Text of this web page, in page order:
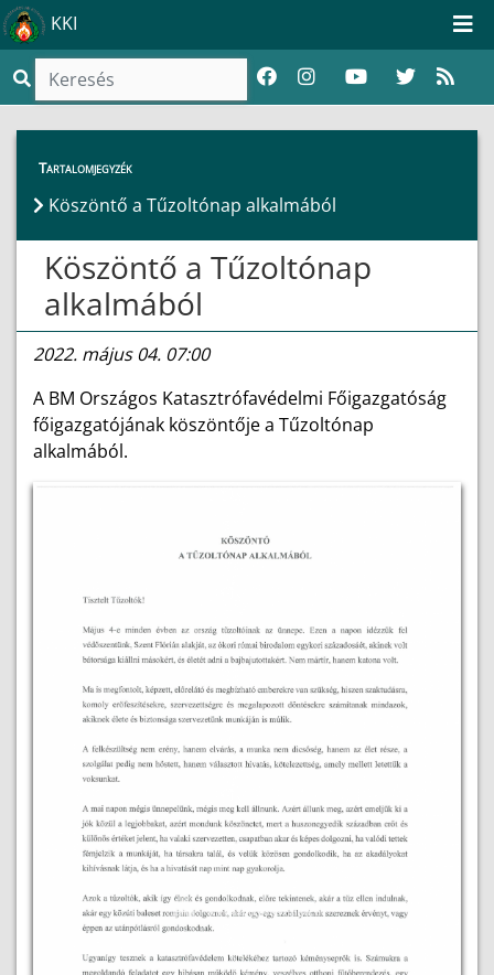
KKI
Híreink > Hírek
Tartalomjegyzék
Köszöntő a Tűzoltónap alkalmából
Köszöntő a Tűzoltónap
alkalmából
2022. május 04. 07:00
A BM Országos Katasztrófavédelmi Főigazgatóság
főigazgatójának köszöntője a Tűzoltónap
alkalmából.